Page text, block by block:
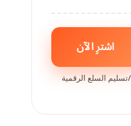
اشترِ الآن
تسليم السلع الرقمية